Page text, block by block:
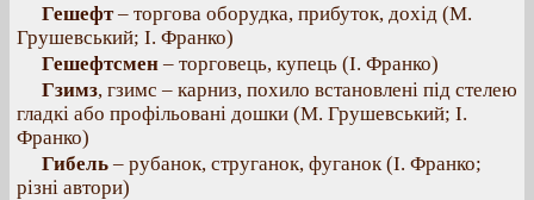
Гешефт– торгова оборудка, прибуток, дохід (М.
Грушевський; І. Франко)
Гешефтсмен – торговець, купець (І. Франко)
Гзимз, гзимс – карниз, похило встановлені під стелею
гладкі або профільовані дошки (М. Грушевський; І.
Франко)
Гибель – рубанок, струганок, фуганок (І. Франко;
різні автори)